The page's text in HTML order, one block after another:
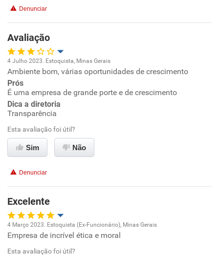
Denunciar
Avaliação
Oportunidade de promoção
Ambiente de trabalho
Benefícios
Recomenda esta empresa
Recomenda a diretoria
4 Julho 2023. Estoquista, Minas Gerais
Ambiente bom, várias oportunidades de crescimento
Prós
É uma empresa de grande porte e de crescimento
Dica a diretoria
Transparência
Esta avaliação foi útil?
Sim Não
Denunciar
Excelente
Oportunidade de promoção
4 Março 2023. Estoquista (Ex-Funcionário), Minas Gerais
Empresa de incrível ética e moral
Esta avaliação foi útil?